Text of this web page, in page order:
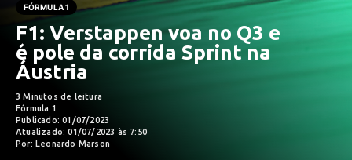
FÓRMULA 1
F1: Verstappen voa no Q3 e
é pole da corrida Sprint na
Áustria
3 Minutos de leitura
Fórmula 1
Publicado: 01/07/2023
Atualizado: 01/07/2023 às 7:50
Por: Leonardo Marson